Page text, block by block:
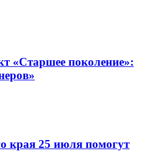
«Старшее поколение»:
края 25 июля помогут